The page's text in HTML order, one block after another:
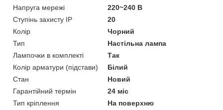
Напруга мережі
220~240 В
Ступінь захисту IP
20
Колір
Чорний
Тип
Настільна лампа
Лампочки в комплекті
Так
Колір арматури (підстави)
Білий
Стан
Новий
Гарантійний термін
24 міс
Тип кріплення
На поверхню